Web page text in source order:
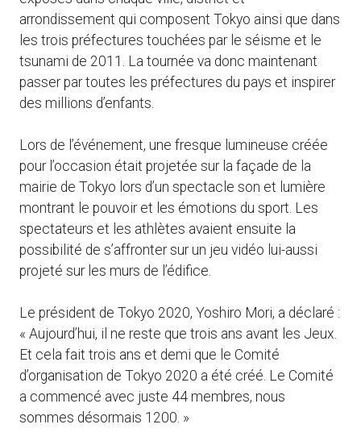
arrondissement qui composent Tokyo ainsi que dans
les trois préfectures touchées par le séisme et le
tsunami de 2011. La tournée va donc maintenant
passer par toutes les préfectures du pays et inspirer
des millions d’enfants.
Lors de l’événement, une fresque lumineuse créée
pour l’occasion était projetée sur la façade de la
mairie de Tokyo lors d’un spectacle son et lumière
montrant le pouvoir et les émotions du sport. Les
spectateurs et les athlètes avaient ensuite la
possibilité de s’affronter sur un jeu vidéo lui-aussi
projeté sur les murs de l’édifice.
Le président de Tokyo 2020, Yoshiro Mori, a déclaré :
« Aujourd’hui, il ne reste que trois ans avant les Jeux.
Et cela fait trois ans et demi que le Comité
d’organisation de Tokyo 2020 a été créé. Le Comité
a commencé avec juste 44 membres, nous
sommes désormais 1200. »